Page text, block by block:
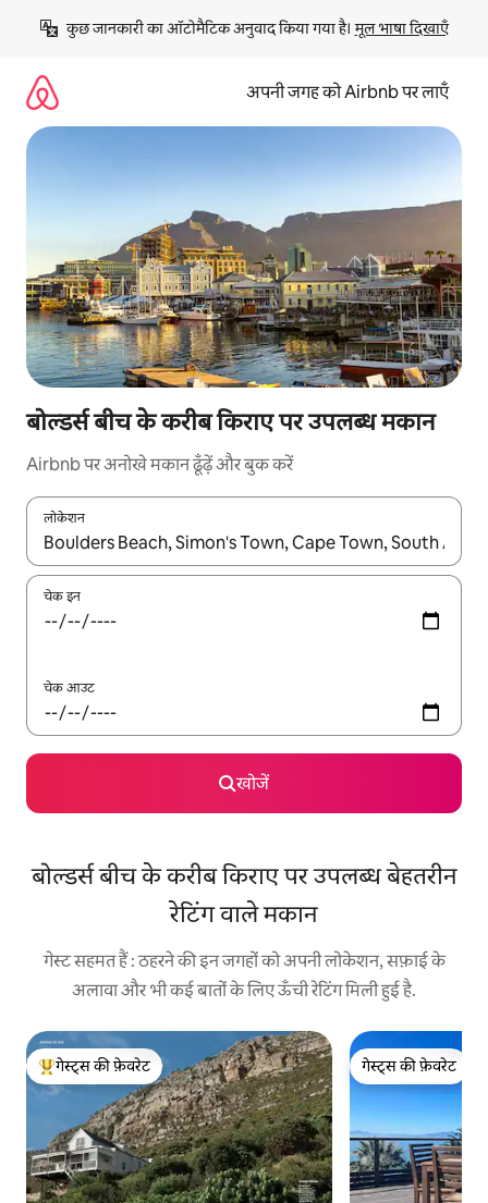
छोड़कर
कॉन्टेंट
कुछ जानकारी का ऑटोमैटिक अनुवाद किया गया है। मूल भाषा दिखाएँ
अपनी जगह को Airbnb पर लाएँ
बोल्डर्स बीच के करीब किराए पर उपलब्ध मकान
Airbnb पर अनोखे मकान ढूँढ़ें और बुक करें
लोकेशन
नतीजों के उपलब्ध होने पर, अप और डाउन 'ऐरो की' का इस्तेमाल करके नेविगेट
चेक इन
चेक आउट
खोजें
बोल्डर्स बीच के करीब किराए पर उपलब्ध बेहतरीन
रेटिंग वाले मकान
गेस्ट सहमत हैं : ठहरने की इन जगहों को अपनी लोकेशन, सफ़ाई के
अलावा और भी कई बातों के लिए ऊँची रेटिंग मिली हुई है.
गेस्ट्स का टॉप फ़ेवरेट
गेस्ट्स की फ़ेवरेट
गेस्ट्स की फ़ेवरेट
गेस्ट्स की फ़ेवरेट